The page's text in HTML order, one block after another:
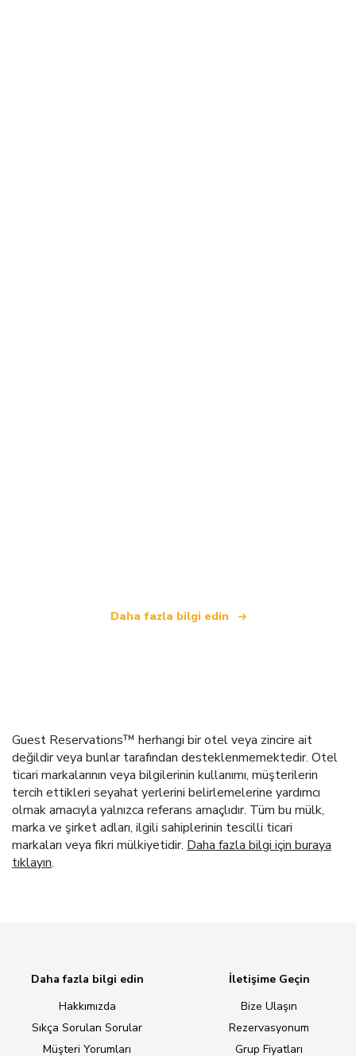
Daha fazla bilgi edin
Guest Reservations™ herhangi bir otel veya zincire ait
değildir veya bunlar tarafından desteklenmemektedir. Otel
ticari markalarının veya bilgilerinin kullanımı, müşterilerin
tercih ettikleri seyahat yerlerini belirlemelerine yardımcı
olmak amacıyla yalnızca referans amaçlıdır. Tüm bu mülk,
marka ve şirket adları, ilgili sahiplerinin tescilli ticari
markaları veya fikri mülkiyetidir. Daha fazla bilgi için buraya
tıklayın.
Daha fazla bilgi edin
Hakkımızda
Sıkça Sorulan Sorular
Müşteri Yorumları
İletişime Geçin
Bize Ulaşın
Rezervasyonum
Grup Fiyatları